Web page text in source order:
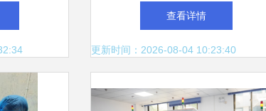
认定，
水平
验中心升级打造区域检验标杆
查看详情
更新时间：2026-08-04 10:23:40